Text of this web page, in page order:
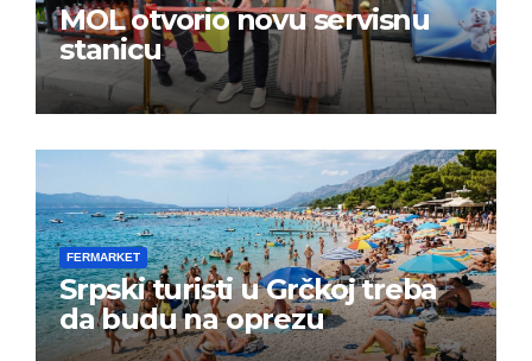
MOL otvorio novu servisnu
stanicu
FERMARKET
Srpski turisti u Grčkoj treba
da budu na oprezu